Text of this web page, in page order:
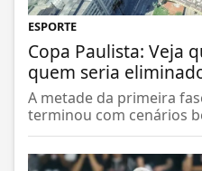
ESPORTE
Copa Paulista: Veja
quem seria
A metade da primeira
terminou com cenários